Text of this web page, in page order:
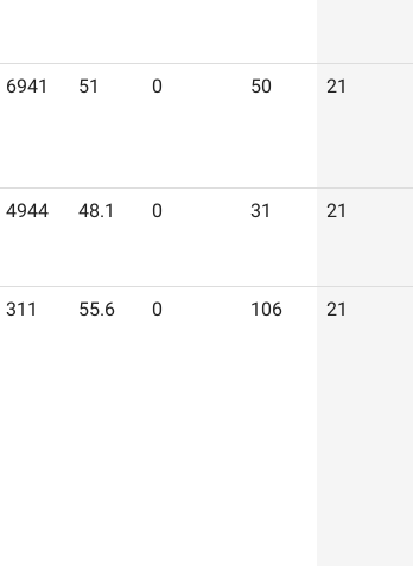
6941 51 0 50 21
4944 48.1 0 31 21
311 55.6 0 106 21